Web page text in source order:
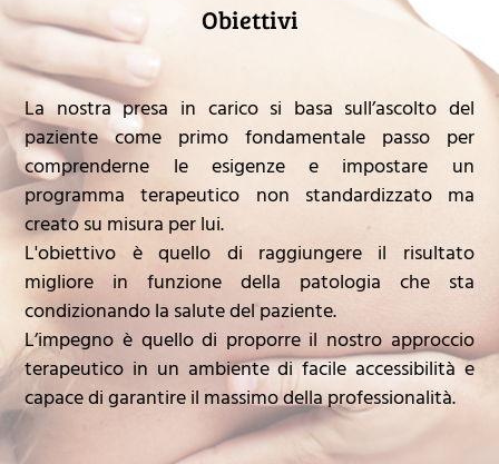
Obiettivi
La nostra presa in carico si basa sull’ascolto del
paziente come primo fondamentale passo per
comprenderne le esigenze e impostare un
programma terapeutico non standardizzato ma
creato su misura per lui.
L'obiettivo è quello di raggiungere il risultato
migliore in funzione della patologia che sta
condizionando la salute del paziente.
L’impegno è quello di proporre il nostro approccio
terapeutico in un ambiente di facile accessibilità e
capace di garantire il massimo della professionalità.